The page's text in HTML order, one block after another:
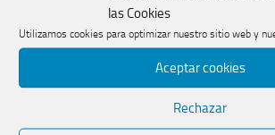
las Cookies
Utilizamos cookies para optimizar nuestro sitio web y
Aceptar cookies
Rechazar
El método Bobath en
Ejercicios fundamentales en la